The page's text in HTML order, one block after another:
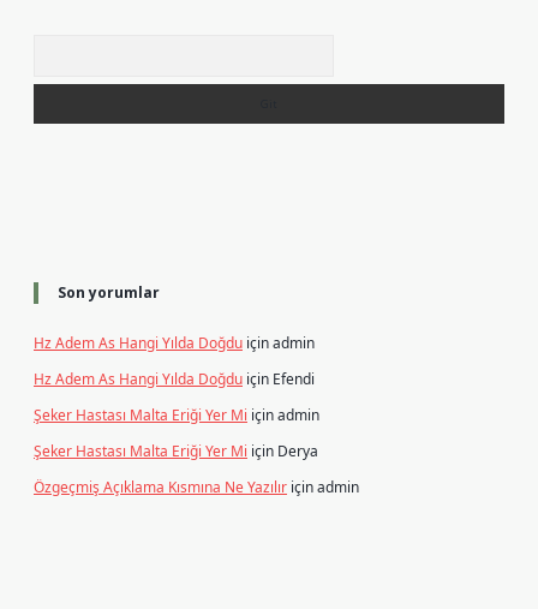
Son yorumlar
Hz Adem As Hangi Yılda Doğdu içinadmin
Hz Adem As Hangi Yılda Doğdu için Efendi
Şeker Hastası Malta Eriği Yer Mi içinadmin
Şeker Hastası Malta Eriği Yer Mi için Derya
Özgeçmiş Açıklama Kısmına Ne Yazılır içinadmin